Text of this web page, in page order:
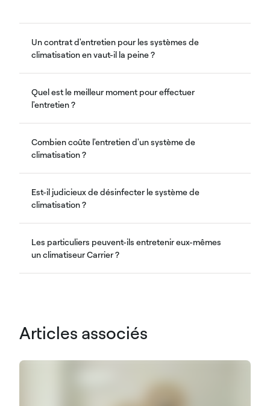
Un contrat d'entretien pour les systèmes de
climatisation en vaut-il la peine ?
Quel est le meilleur moment pour effectuer
l'entretien ?
Combien coûte l'entretien d'un système de
climatisation ?
Est-il judicieux de désinfecter le système de
climatisation ?
Les particuliers peuvent-ils entretenir eux-mêmes
un climatiseur Carrier ?
Articles associés